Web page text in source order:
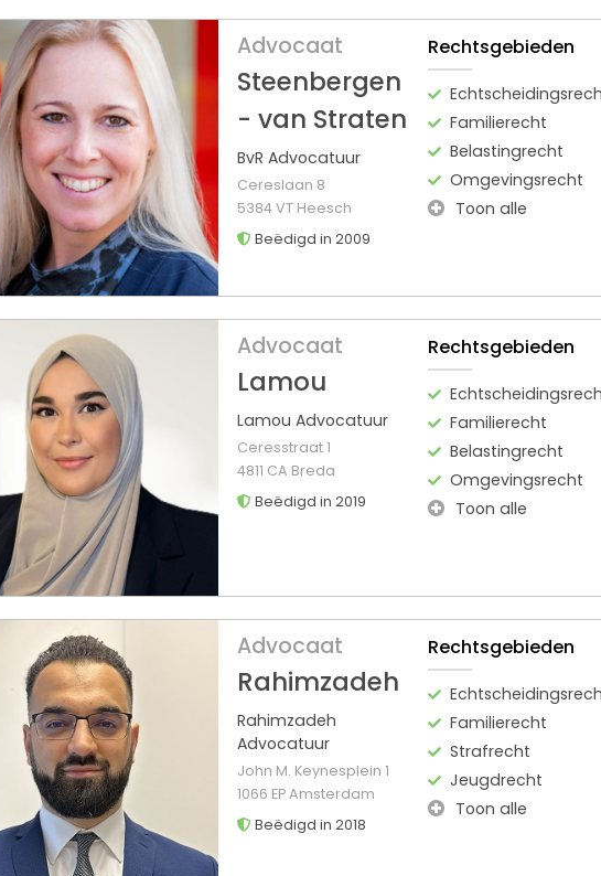
Advocaat
Steenbergen
- van Straten
BvR Advocatuur
Cereslaan 8
5384 VT Heesch
Beëdigd in 2009
Rechtsgebieden
Familierecht
Belastingrecht
Omgevingsrecht
Toon alle
Advocaat
Lamou
Lamou Advocatuur
Ceresstraat 1
4811 CA Breda
Beëdigd in 2019
Rechtsgebieden
Familierecht
Belastingrecht
Omgevingsrecht
Toon alle
Advocaat
Rahimzadeh
Rahimzadeh
Advocatuur
John M. Keynesplein 1
1066 EP Amsterdam
Beëdigd in 2018
Rechtsgebieden
Familierecht
Strafrecht
Jeugdrecht
Toon alle